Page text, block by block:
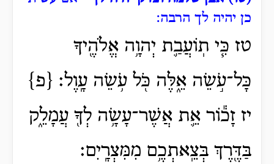
כן יהיה לך הרבה:
טז כִּ֧י תֽוֹעֲבַ֛ת יְהוָ֥ה אֱלֹהֶ֖יךָ
כָּל־עֹ֣שֵׂה אֵ֑לֶּה כֹּ֖ל עֹ֥שֵׂה עָֽוֶל׃ {פ}
יז זָכ֕וֹר אֵ֛ת אֲשֶׁר־עָשָׂ֥ה לְךָ֖ עֲמָלֵ֑ק
בַּדֶּ֖רֶךְ בְּצֵֽאתְכֶ֥ם מִמִּצְרָֽיִם׃